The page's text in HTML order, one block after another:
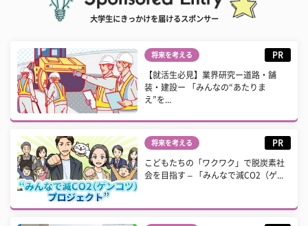
大学生にきっかけを届けるスポンサー
将来を考える PR
【就活生必見】業界研究ー道路・舗
装・建設ー 「みんなの“あたりま
え”を...
将来を考える PR
こどもたちの「ワクワク」で脱炭素社
会を目指す – 「みんなで減CO2（ゲ...